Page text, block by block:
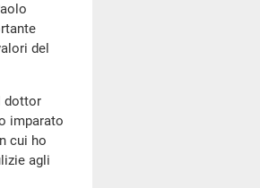
del
dottor
imparato
cui ho
agli